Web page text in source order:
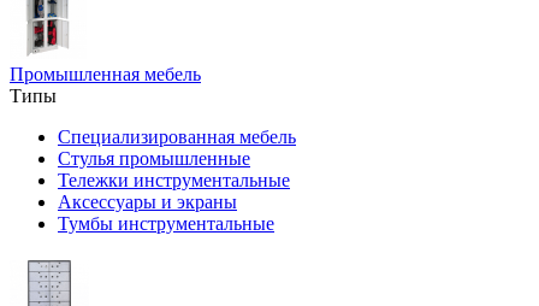
Промышленная мебель
Типы
Специализированная мебель
Стулья промышленные
Тележки инструментальные
Аксессуары и экраны
Тумбы инструментальные